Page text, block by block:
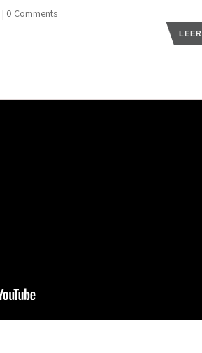
| 0 Comments
LEER